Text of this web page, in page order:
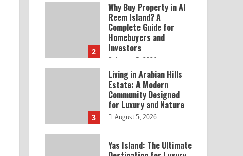
2
Why Buy Property in Al
Reem Island? A
Complete Guide for
Homebuyers and
Investors
August 5, 2026
3
Living in Arabian Hills
Estate: A Modern
Community Designed
for Luxury and Nature
August 5, 2026
Yas Island: The Ultimate